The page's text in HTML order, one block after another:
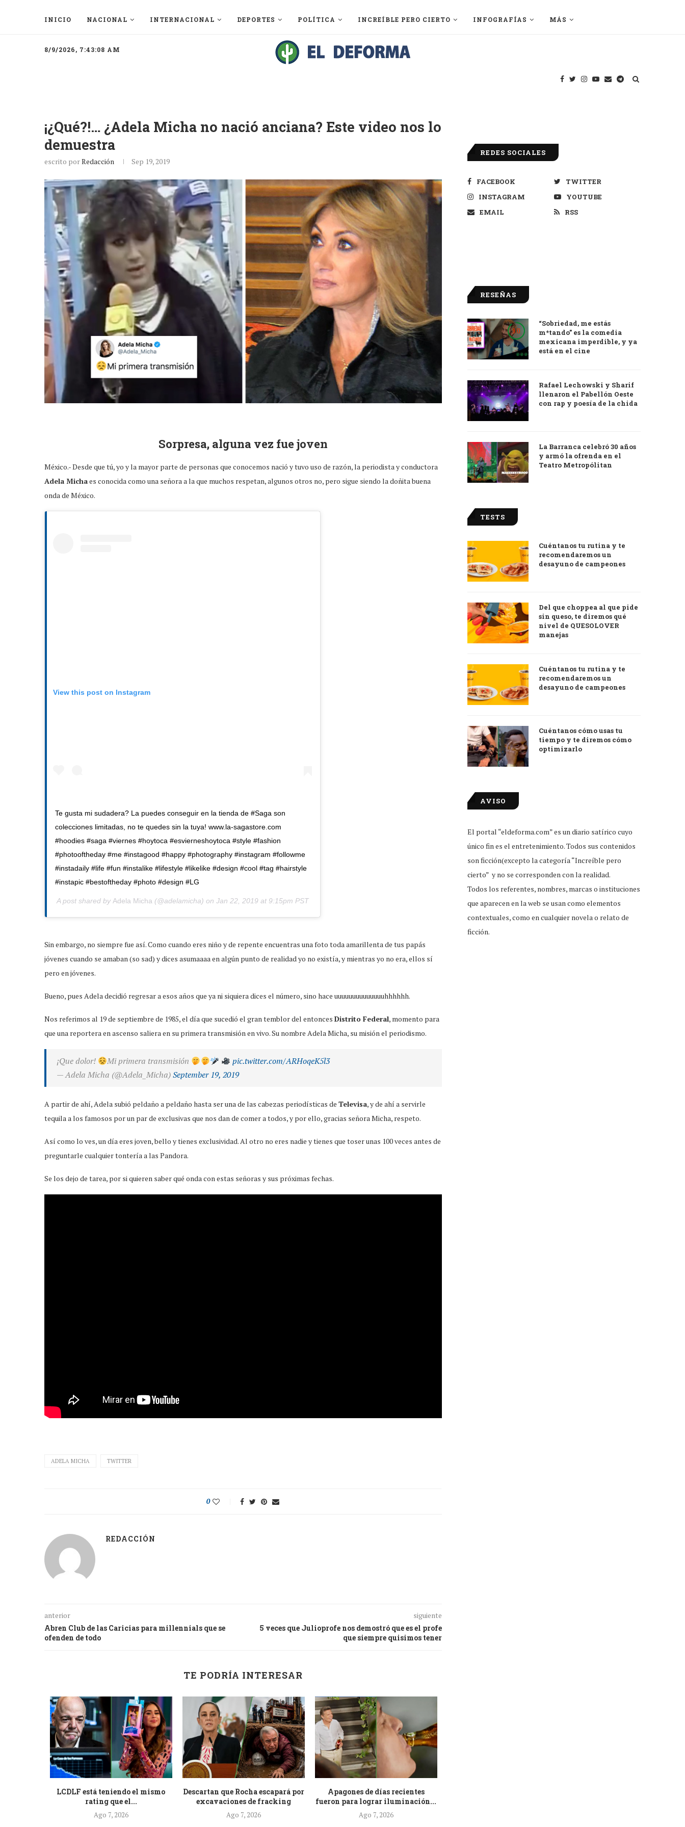
INICIO NACIONAL INTERNACIONAL DEPORTES POLÍTICA INCREÍBLE PERO CIERTO INFOGRAFÍAS MÁS
8/9/2026, 7:43:08 AM
¡¿Qué?!… ¿Adela Micha no nació anciana? Este video nos lo
demuestra
escrito porRedacción Sep 19, 2019
Sorpresa, alguna vez fue joven
México.- Desde que tú, yo y la mayor parte de personas que conocemos nació y tuvo uso de razón, la periodista y conductora
Adela Michaes conocida como una señora a la que muchos respetan, algunos otros no, pero sigue siendo la doñita buena
onda de México.
View this post on Instagram
Te gusta mi sudadera? La puedes conseguir en la tienda de #Saga son
colecciones limitadas, no te quedes sin la tuya! www.la-sagastore.com
#hoodies #saga #viernes #hoytoca #esvierneshoytoca #style #fashion
#photooftheday #me #instagood #happy #photography #instagram #followme
#instadaily #life #fun #instalike #lifestyle #likelike #design #cool #tag #hairstyle
#instapic #bestoftheday #photo #design #LG
A post shared by Adela Micha (@adelamicha) on Jan 22, 2019 at 9:15pm PST
Sin embargo, no siempre fue así. Como cuando eres niño y de repente encuentras una foto toda amarillenta de tus papás
jóvenes cuando se amaban (so sad) y dices asumaaaa en algún punto de realidad yo no existía, y mientras yo no era, ellos sí
pero en jóvenes.
Bueno, pues Adela decidió regresar a esos años que ya ni siquiera dices el número, sino hace uuuuuuuuuuuuuuhhhhhh.
Nos referimos al 19 de septiembre de 1985, el día que sucedió el gran temblor del entonces Distrito Federal, momento para
que una reportera en ascenso saliera en su primera transmisión en vivo. Su nombre Adela Micha, su misión el periodismo.
¡Que dolor! Mi primera transmisión
pic.twitter.com/ARHoqeK5l3
— Adela Micha (@Adela_Micha)September 19, 2019
A partir de ahí, Adela subió peldaño a peldaño hasta ser una de las cabezas periodísticas de Televisa, y de ahí a servirle
tequila a los famosos por un par de exclusivas que nos dan de comer a todos, y por ello, gracias señora Micha, respeto.
Así como lo ves, un día eres joven, bello y tienes exclusividad. Al otro no eres nadie y tienes que toser unas 100 veces antes de
preguntarle cualquier tontería a las Pandora.
Se los dejo de tarea, por si quieren saber qué onda con estas señoras y sus próximas fechas.
ADELA MICHA TWITTER
0
REDACCIÓN
anterior
Abren Club de las Caricias para millennials que se
ofenden de todo
siguiente
5 veces que Julioprofe nos demostró que es el profe
que siempre quisimos tener
TE PODRÍA INTERESAR
LCDLF está teniendo el mismo
rating que el...
Ago 7, 2026
Descartan que Rocha escapará por
excavaciones de fracking
Ago 7, 2026
Apagones de días recientes
fueron para lograr iluminación...
Ago 7, 2026
REDES SOCIALES
FACEBOOK
TWITTER
INSTAGRAM
YOUTUBE
EMAIL
RSS
RESEÑAS
9.0
“Sobriedad, me estás
m*tando” es la comedia
mexicana imperdible, y ya
está en el cine
Rafael Lechowski y Sharif
llenaron el Pabellón Oeste
con rap y poesía de la chida
La Barranca celebró 30 años
y armó la ofrenda en el
Teatro Metropólitan
TESTS
Cuéntanos tu rutina y te
recomendaremos un
desayuno de campeones
Del que choppea al que pide
sin queso, te diremos qué
nivel de QUESOLOVER
manejas
Cuéntanos tu rutina y te
recomendaremos un
desayuno de campeones
Cuéntanos cómo usas tu
tiempo y te diremos cómo
optimizarlo
AVISO
El portal “eldeforma.com” es un diario satírico cuyo
único fin es el entretenimiento. Todos sus contenidos
son ficción(excepto la categoría “Increíble pero
cierto” y no se corresponden con la realidad.
Todos los referentes, nombres, marcas o instituciones
que aparecen en la web se usan como elementos
contextuales, como en cualquier novela o relato de
ficción.